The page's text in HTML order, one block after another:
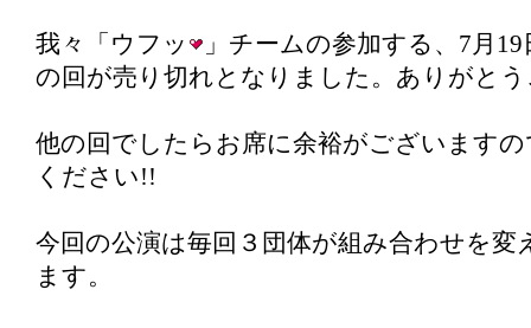
我々「ウフッ
」チームの参加する、7月
の回が売り切れとなりました。ありがと
他の回でしたらお席に余裕がございます
ください!!
今回の公演は毎回３団体が組み合わせを変
ます。